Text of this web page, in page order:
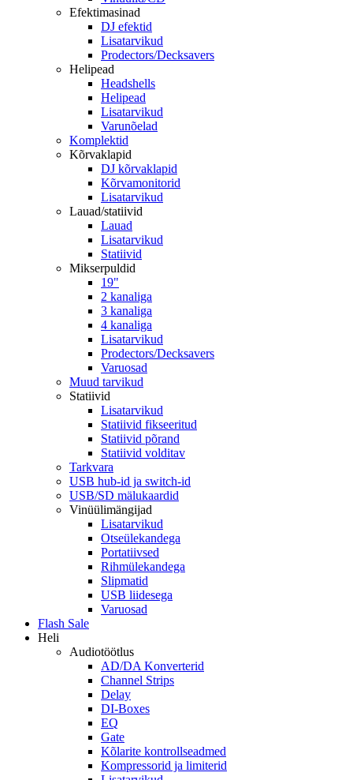
Efektimasinad
DJ efektid
Lisatarvikud
Prodectors/Decksavers
Helipead
Headshells
Helipead
Lisatarvikud
Varunõelad
Komplektid
Kõrvaklapid
DJ kõrvaklapid
Kõrvamonitorid
Lisatarvikud
Lauad/statiivid
Lauad
Lisatarvikud
Statiivid
Mikserpuldid
19"
2 kanaliga
3 kanaliga
4 kanaliga
Lisatarvikud
Prodectors/Decksavers
Varuosad
Muud tarvikud
Statiivid
Lisatarvikud
Statiivid fikseeritud
Statiivid põrand
Statiivid volditav
Tarkvara
USB hub-id ja switch-id
USB/SD mälukaardid
Vinüülimängijad
Lisatarvikud
Otseülekandega
Portatiivsed
Rihmülekandega
Slipmatid
USB liidesega
Varuosad
Flash Sale
Heli
Audiotöötlus
AD/DA Konverterid
Channel Strips
Delay
DI-Boxes
EQ
Gate
Kõlarite kontrollseadmed
Kompressorid ja limiterid